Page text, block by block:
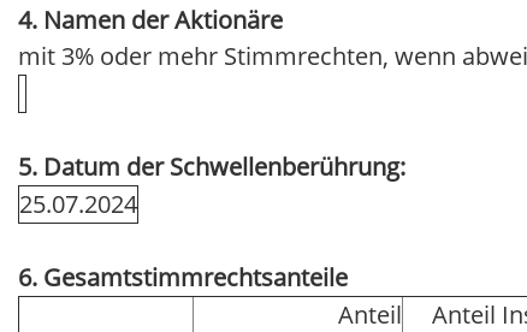
4. Namen der Aktionäre
mit 3% oder mehr Stimmrechten, wenn
5. Datum der Schwellenberührung:
25.07.2024
6. Gesamtstimmrechtsanteile
Anteil
Anteil